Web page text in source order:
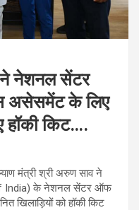
नेशनल सेंटर
असेसमेंट के लिए
हॉकी किट….
मंत्री श्री अरुण साव ने
India) के नेशनल सेंटर ऑफ
खिलाड़ियों को हॉकी किट